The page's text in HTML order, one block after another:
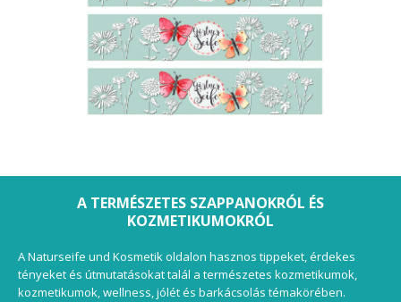
A TERMÉSZETES SZAPPANOKRÓL ÉS
KOZMETIKUMOKRÓL
A Naturseife und Kosmetik oldalon hasznos tippeket, érdekes
tényeket és útmutatásokat talál a természetes kozmetikumok,
kozmetikumok, wellness, jólét és barkácsolás témakörében.